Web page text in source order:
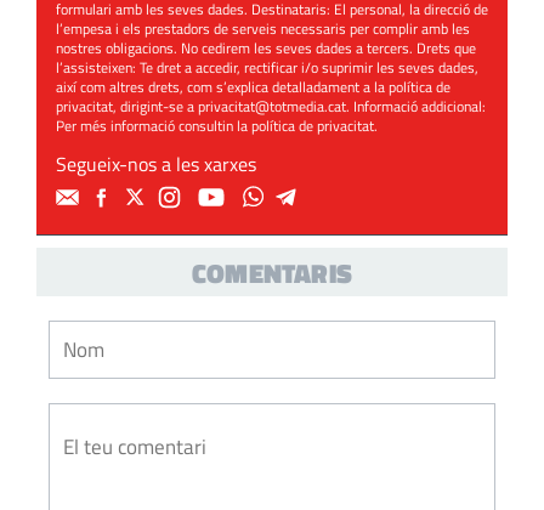
formulari amb les seves dades. Destinataris: El personal, la direcció de
l’empesa i els prestadors de serveis necessaris per complir amb les
nostres obligacions. No cedirem les seves dades a tercers. Drets que
l’assisteixen: Te dret a accedir, rectificar i/o suprimir les seves dades,
així com altres drets, com s’explica detalladament a la política de
privacitat, dirigint-se aprivacitat@totmedia.cat. Informació addicional:
Per més informació consultin lapolítica de privacitat.
Segueix-nos a les xarxes
COMENTARIS